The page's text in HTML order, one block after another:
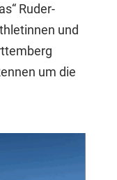
Ruder-
und
um die